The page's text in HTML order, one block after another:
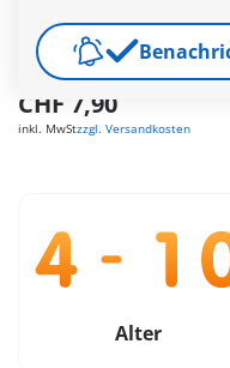
Versandkostenfrei
CHF 7,90
inkl. MwStzzgl. Versandkosten
Alter